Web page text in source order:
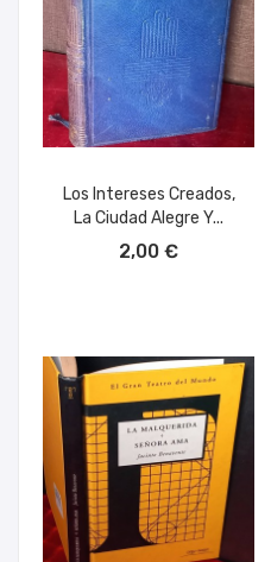
Los Intereses Creados,
La Ciudad Alegre Y...
2,00 €